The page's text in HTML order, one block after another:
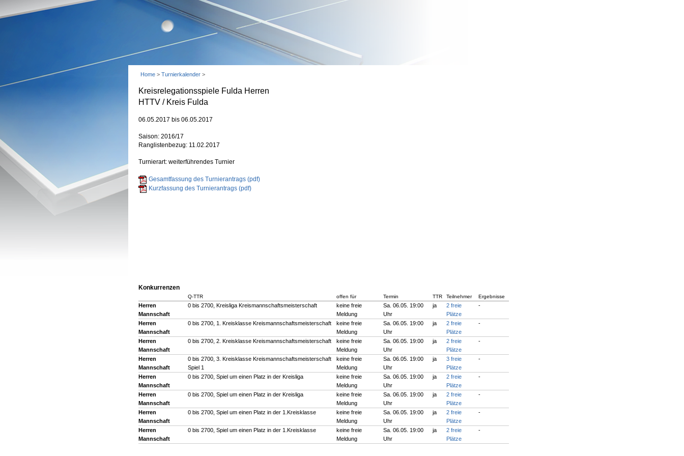
Home > Turnierkalender >
Kreisrelegationsspiele Fulda Herren
HTTV / Kreis Fulda
06.05.2017 bis 06.05.2017
Saison: 2016/17
Ranglistenbezug: 11.02.2017
Turnierart: weiterführendes Turnier
Gesamtfassung des Turnierantrags (pdf)
Kurzfassung des Turnierantrags (pdf)
Konkurrenzen
Q-TTR offen für Termin TTR Teilnehmer Ergebnisse
Herren
Mannschaft
0 bis 2700, Kreisliga Kreismannschaftsmeisterschaft
keine freie
Meldung
Sa. 06.05. 19:00
Uhr
ja
2 freie
Plätze
-
Herren
Mannschaft
0 bis 2700, 1. Kreisklasse Kreismannschaftsmeisterschaft
keine freie
Meldung
Sa. 06.05. 19:00
Uhr
ja
2 freie
Plätze
-
Herren
Mannschaft
0 bis 2700, 2. Kreisklasse Kreismannschaftsmeisterschaft
keine freie
Meldung
Sa. 06.05. 19:00
Uhr
ja
2 freie
Plätze
-
Herren
Mannschaft
0 bis 2700, 3. Kreisklasse Kreismannschaftsmeisterschaft
Spiel 1
keine freie
Meldung
Sa. 06.05. 19:00
Uhr
ja
3 freie
Plätze
-
Herren
Mannschaft
0 bis 2700, Spiel um einen Platz in der Kreisliga
keine freie
Meldung
Sa. 06.05. 19:00
Uhr
ja
2 freie
Plätze
-
Herren
Mannschaft
0 bis 2700, Spiel um einen Platz in der Kreisliga
keine freie
Meldung
Sa. 06.05. 19:00
Uhr
ja
2 freie
Plätze
-
Herren
Mannschaft
0 bis 2700, Spiel um einen Platz in der 1.Kreisklasse
keine freie
Meldung
Sa. 06.05. 19:00
Uhr
ja
2 freie
Plätze
-
Herren
Mannschaft
0 bis 2700, Spiel um einen Platz in der 1.Kreisklasse
keine freie
Meldung
Sa. 06.05. 19:00
Uhr
ja
2 freie
Plätze
-